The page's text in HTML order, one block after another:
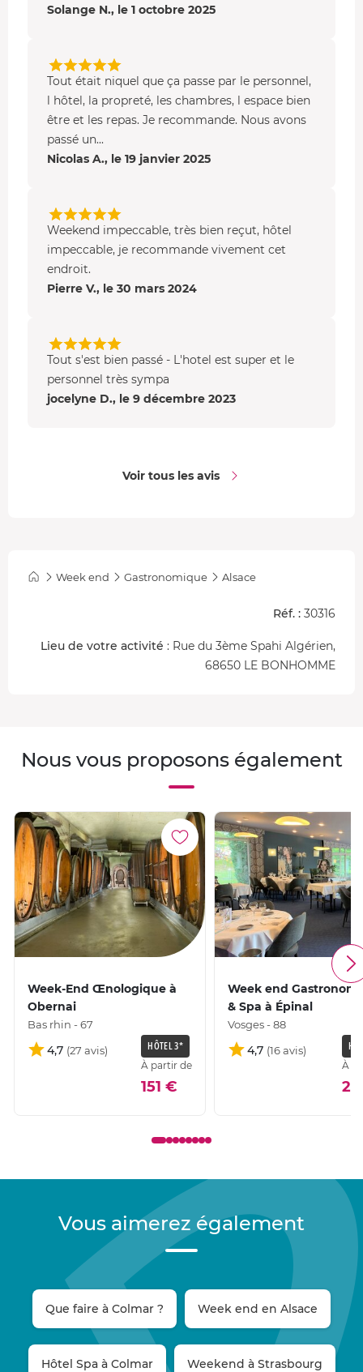
pourrez profiter d'un bain dans lapiscine intérieure
bienfaisante.
L'hôtel comporte aussi une grande terrasse à l'ombre,
salle de sportet un bar alsacien parfait pour finir
votre journée autour d'un apéritif.
chambre Jardin
jardin arboré. Vous apprécierez son cadre authentique et
ses prestations : grand lit double en 160 cm (ou 2 lits
simples), salle de bain privée avec douche et sèche-
cheveux, peignoirs, wc, accès Wifi gratuit et télé écran
Solange N., le 1 octobre 2025
Tout était niquel que ça passe par le personnel,
l hôtel, la propreté, les chambres, l espace bien
être et les repas. Je recommande. Nous avons
passé un...
Nicolas A., le 19 janvier 2025
Weekend impeccable, très bien reçut, hôtel
impeccable, je recommande vivement cet
endroit.
Pierre V., le 30 mars 2024
Tout s'est bien passé - L'hotel est super et le
personnel très sympa
jocelyne D., le 9 décembre 2023
Voir tous les avis
Week end Gastronomique Alsace
Réf. : 30316
Lieu de votre activité : Rue du 3ème Spahi Algérien,
68650 LE BONHOMME
Nous vous proposons également
Week-End Œnologique à
Obernai
Bas rhin - 67
4,7 HÔTEL 3*
À partir de
151 €
Week end
& Spa à Épinal
Vosges - 88
4,7
À
Vous aimerez également
Que faire à Colmar ? Week end en Alsace
Hôtel Spa à Colmar Weekend à Strasbourg